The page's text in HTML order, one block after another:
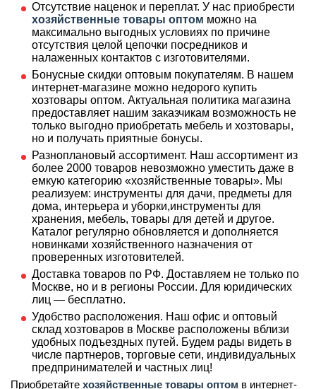
Отсутствие наценок и переплат. У нас приобрести
хозяйственные товары оптом можно на
максимально выгодных условиях по причине
отсутствия целой цепочки посредников и
налаженных контактов с изготовителями.
Бонусные скидки оптовым покупателям. В нашем
интернет-магазине можно недорого купить
хозтовары оптом. Актуальная политика магазина
предоставляет нашим заказчикам возможность не
только выгодно приобретать мебель и хозтовары,
но и получать приятные бонусы.
Разноплановый ассортимент. Наш ассортимент из
более 2000 товаров невозможно уместить даже в
емкую категорию «хозяйственные товары». Мы
реализуем: инструменты для дачи, предметы для
дома, интерьера и уборки,инструменты для
хранения, мебель, товары для детей и другое.
Каталог регулярно обновляется и дополняется
новинками хозяйственного назначения от
проверенных изготовителей.
Доставка товаров по РФ. Доставляем не только по
Москве, но и в регионы России. Для юридических
лиц — бесплатно.
Удобство расположения. Наш офис и оптовый
склад хозтоваров в Москве расположены вблизи
удобных подъездных путей. Будем рады видеть в
числе партнеров, торговые сети, индивидуальных
предпринимателей и частных лиц!
Приобретайте хозяйственные товары оптом в интернет-